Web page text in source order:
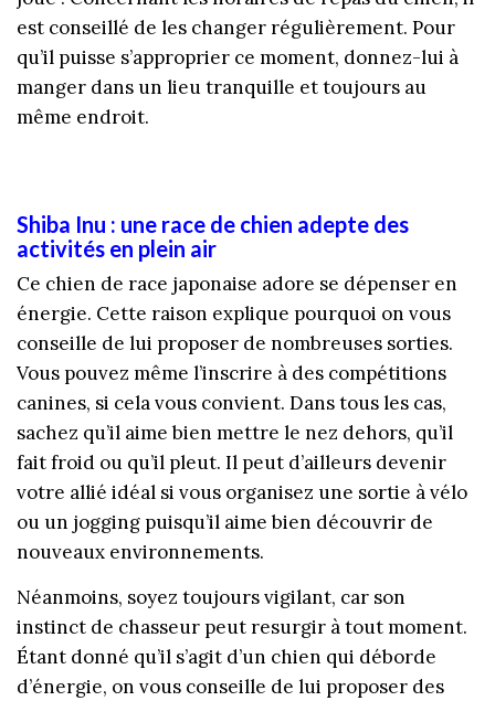
est conseillé de les changer régulièrement. Pour
qu’il puisse s’approprier ce moment, donnez-lui à
manger dans un lieu tranquille et toujours au
même endroit.
Shiba Inu : une race de chien adepte des
activités en plein air
Ce chien de race japonaise adore se dépenser en
énergie. Cette raison explique pourquoi on vous
conseille de lui proposer de nombreuses sorties.
Vous pouvez même l’inscrire à des compétitions
canines, si cela vous convient. Dans tous les cas,
sachez qu’il aime bien mettre le nez dehors, qu’il
fait froid ou qu’il pleut. Il peut d’ailleurs devenir
votre allié idéal si vous organisez une sortie à vélo
ou un jogging puisqu’il aime bien découvrir de
nouveaux environnements.
Néanmoins, soyez toujours vigilant, car son
instinct de chasseur peut resurgir à tout moment.
Étant donné qu’il s’agit d’un chien qui déborde
d’énergie, on vous conseille de lui proposer des